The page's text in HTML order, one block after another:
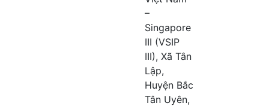
–
Singapore
III (VSIP
III), Xã Tân
Lập,
Huyện Bắc
Tân Uyên,